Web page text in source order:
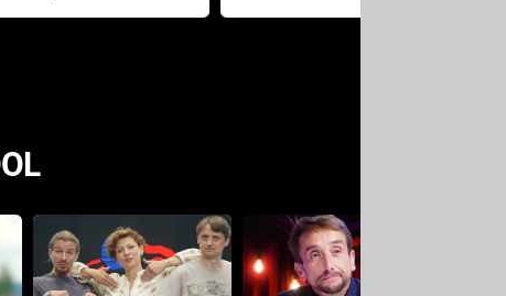
jediné katastrofě prodělal 200